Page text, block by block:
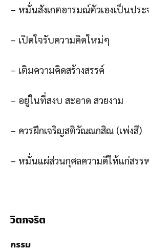
– หมั่นสังเกตอารมณ์ตัวเองเป็นประ
– เปิดใจรับความคิดใหม่ๆ
– เติมความคิดสร้างสรรค์
– อยู่ในที่สงบ สะอาด สวยงาม
– ควรฝึกเจริญสติวัณณกสิณ (เพ่งสี)
– หมั่นแผ่ส่วนกุศลความดีให้แก่สรร
วิตกจริต
กรรม